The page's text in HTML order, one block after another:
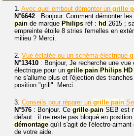
1. Avec quel embout démonter un grille
N°6642 : Bonjour. Comment démonter
pain de marque Philips réf : hd 2615 ;
empreinte étoile 8 stries femelles en
milieu ? Merci.
2. Vue éclatée ou un schéma électrique
N°13410 : Bonjour, Je recherche une
électrique pour un grille pain Philips HD
ne s'allume plus et l'éjection des
position "grill". Merci...
3. Conseils pour réparer un grille pain
N°576 : Bonjour. Ce grille-pain SEB est
défaut : il ne reste pas bloqué en
démontage qu'il s'agit de l'électro-
de votre aide.